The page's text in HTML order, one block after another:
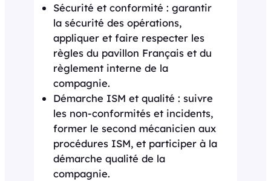
Sécurité et conformité : garantir
la sécurité des opérations,
appliquer et faire respecter les
règles du pavillon Français et du
règlement interne de la
compagnie.
Démarche ISM et qualité : suivre
les non-conformités et incidents,
former le second mécanicien aux
procédures ISM, et participer à la
démarche qualité de la
compagnie.